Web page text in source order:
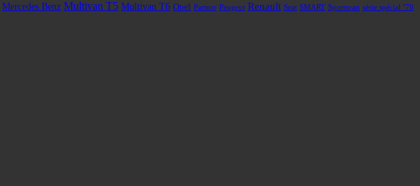
Mercedes Benz Multivan T5 Multivan T6 Opel Partner Peugeot Renault Seat SMART Sportsvan série spécial "70